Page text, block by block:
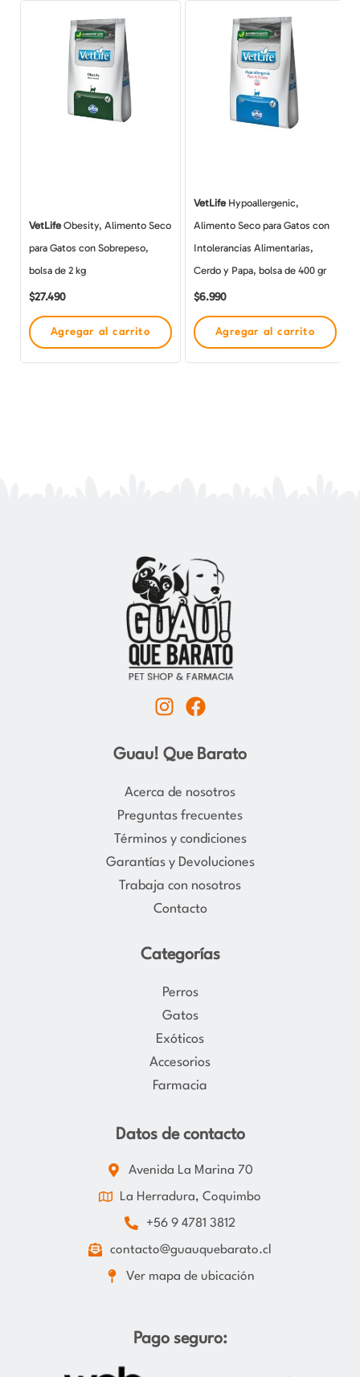
VetLifeObesity, Alimento Seco
para Gatos con Sobrepeso,
bolsa de 2 kg
$27.490
Agregar al carrito
VetLifeHypoallergenic,
Alimento Seco para Gatos con
Intolerancias Alimentarias,
Cerdo y Papa, bolsa de 400 gr
$6.990
Agregar al carrito
I
s
t
a
r
a
m
F
c
e
b
o
k
Guau! Que Barato
Acerca de nosotros
Preguntas frecuentes
Términos y condiciones
Garantías y Devoluciones
Trabaja con nosotros
Contacto
Categorías
Perros
Gatos
Exóticos
Accesorios
Farmacia
Datos de contacto
Avenida La Marina 70
La Herradura, Coquimbo
+56 9 4781 3812
contacto@guauquebarato.cl
Ver mapa de ubicación
Pago seguro: